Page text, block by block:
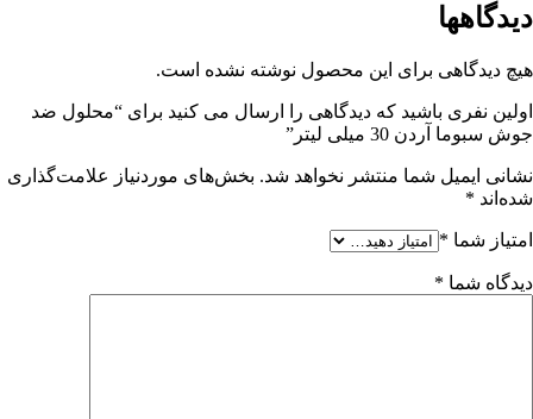
دیدگاهها
هیچ دیدگاهی برای این محصول نوشته نشده است.
اولین نفری باشید که دیدگاهی را ارسال می کنید برای “محلول ضد
جوش سبوما آردن 30 میلی لیتر”
نشانی ایمیل شما منتشر نخواهد شد. بخش‌های موردنیاز علامت‌گذاری
شده‌اند *
امتیاز شما *
دیدگاه شما *